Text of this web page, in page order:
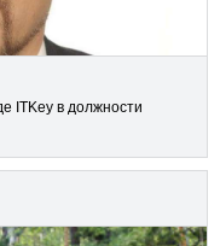
ITKey в должности